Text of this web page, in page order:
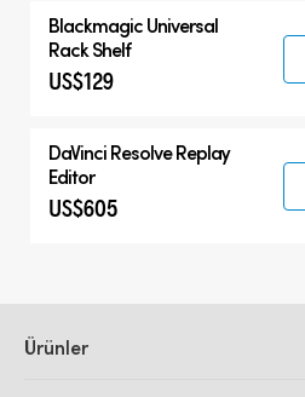
Blackmagic Universal
Rack Shelf
US$129
DaVinci ResolveReplay
Editor
US$605
Ürünler